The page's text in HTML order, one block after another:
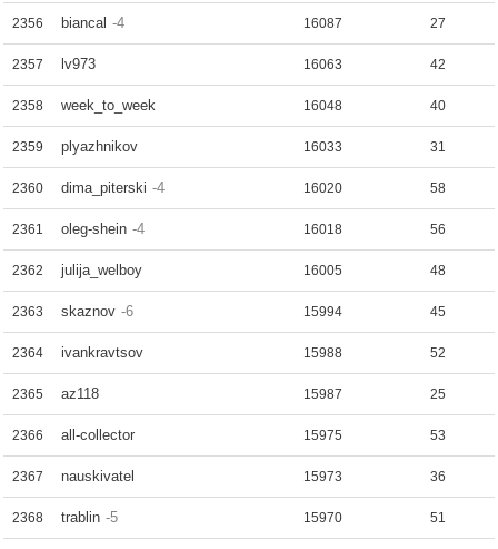
2356 biancal -4 16087 27
2357 lv973 16063 42
2358 week_to_week 16048 40
2359 plyazhnikov 16033 31
2360 dima_piterski -4 16020 58
2361 oleg-shein -4 16018 56
2362 julija_welboy 16005 48
2363 skaznov -6 15994 45
2364 ivankravtsov 15988 52
2365 az118 15987 25
2366 all-collector 15975 53
2367 nauskivatel 15973 36
2368 trablin -5 15970 51